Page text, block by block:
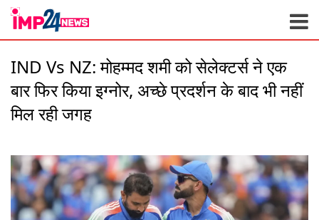
Skip
content
IND Vs NZ: मोहम्मद शमी को सेलेक्टर्स ने एक
बार फिर किया इग्नोर, अच्छे प्रदर्शन के बाद भी नहीं
मिल रही जगह